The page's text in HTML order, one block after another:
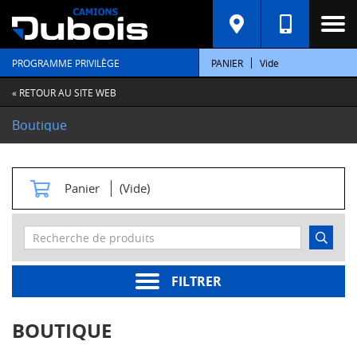
PROGRAMME PRIVILÈGE PANIER Vide
« RETOUR AU SITE WEB
Boutique
Panier (Vide)
FILTRER
C
A
T
É
G
O
R
E
S
t
e
r
moteur
BOUTIQUE